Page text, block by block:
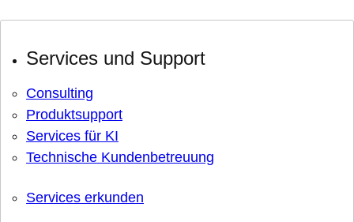
Services und Support
Consulting
Produktsupport
Services für KI
Technische Kundenbetreuung
Services erkunden